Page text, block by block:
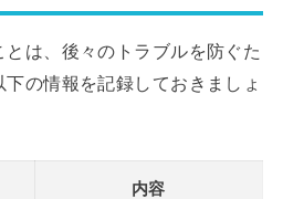
は、後々のトラブルを防ぐた
の情報を記録しておきましょ
内容